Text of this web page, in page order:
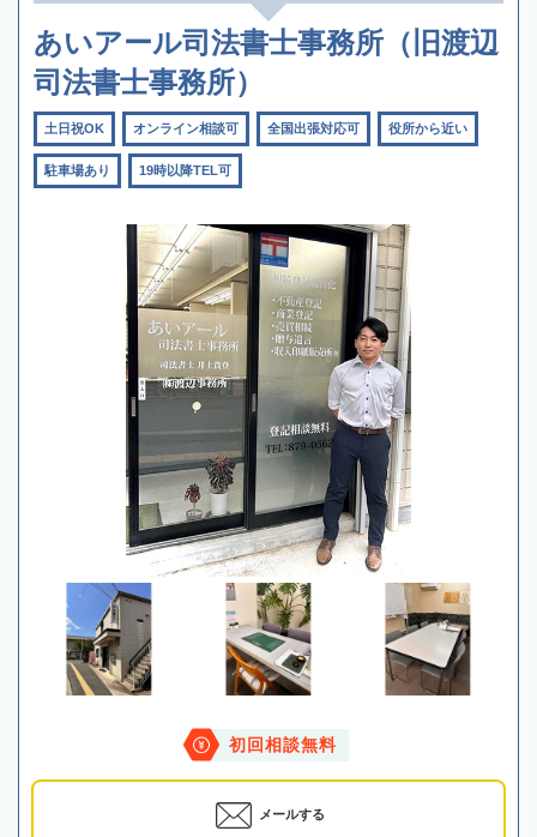
あいアール司法書士事務所（旧渡辺
司法書士事務所）
土日祝OK オンライン相談可 全国出張対応可 役所から近い
駐車場あり 19時以降TEL可
初回相談無料
メールする